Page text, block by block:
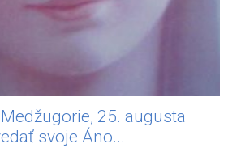
25. augusta
svoje Áno...